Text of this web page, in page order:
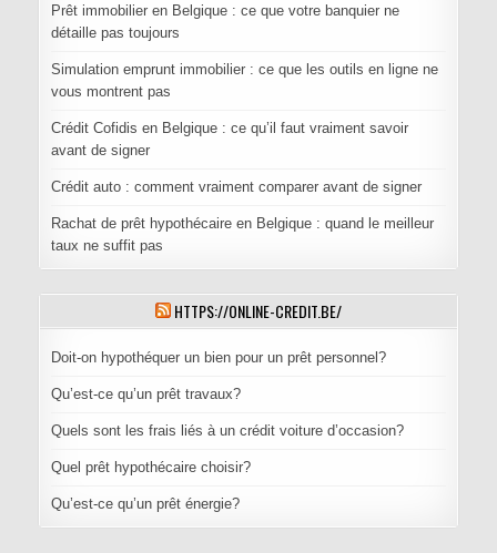
Prêt immobilier en Belgique : ce que votre banquier ne
détaille pas toujours
Simulation emprunt immobilier : ce que les outils en ligne ne
vous montrent pas
Crédit Cofidis en Belgique : ce qu’il faut vraiment savoir
avant de signer
Crédit auto : comment vraiment comparer avant de signer
Rachat de prêt hypothécaire en Belgique : quand le meilleur
taux ne suffit pas
HTTPS://ONLINE-CREDIT.BE/
Doit-on hypothéquer un bien pour un prêt personnel?
Qu’est-ce qu’un prêt travaux?
Quels sont les frais liés à un crédit voiture d’occasion?
Quel prêt hypothécaire choisir?
Qu’est-ce qu’un prêt énergie?